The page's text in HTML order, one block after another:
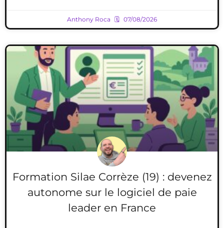
Anthony Roca 07/08/2026
Formation Silae Corrèze (19) : devenez
autonome sur le logiciel de paie
leader en France